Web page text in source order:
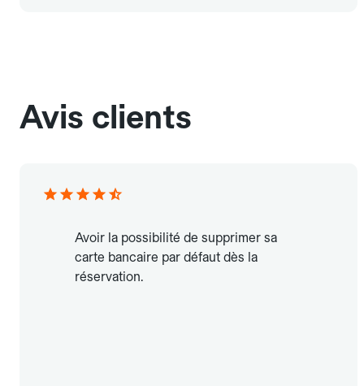
Avis clients
Avoir la possibilité de supprimer sa
carte bancaire par défaut dès la
réservation.